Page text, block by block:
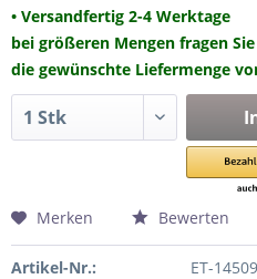
• Versandfertig 2-4 Werktage
bei größeren Mengen fragen
die gewünschte Liefermenge
Merken Bewerten
Artikel-Nr.: ET-